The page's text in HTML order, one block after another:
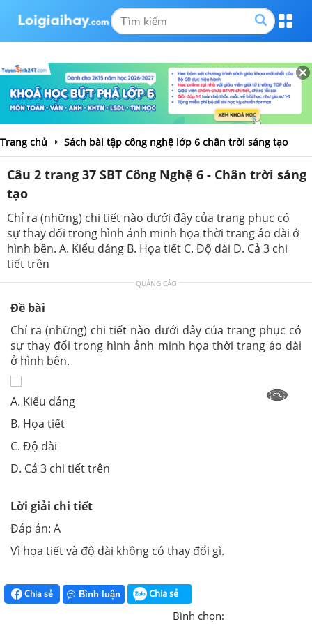
Trang chủ Sách bài tập công nghệ lớp 6 chân trời sáng tạo
Câu 2 trang 37 SBT Công Nghệ 6 - Chân trời sáng
tạo
Chỉ ra (những) chi tiết nào dưới đây của trang phục có
sự thay đổi trong hình ảnh minh họa thời trang áo dài ở
hình bên. A. Kiểu dáng B. Họa tiết C. Độ dài D. Cả 3 chi
tiết trên
QUẢNG CÁO
Đề bài
Chỉ ra (những) chi tiết nào dưới đây của trang phục có
sự thay đổi trong hình ảnh minh họa thời trang áo dài
ở hình bên.
A. Kiểu dáng
B. Họa tiết
C. Độ dài
D. Cả 3 chi tiết trên
Lời giải chi tiết
Đáp án: A
Vì họa tiết và độ dài không có thay đổi gì.
Chia sẻ Bình luận Chia sẻ
Bình chọn: